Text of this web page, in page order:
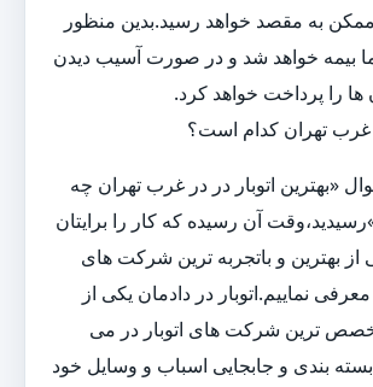
ممکن به مقصد خواهد رسید.بدین منظور
بیمه خواهد شد و در صورت آسیب دیدن
ها را پرداخت خواهد کرد.
غرب تهران کدام است؟
«بهترین اتوبار در در غرب تهران چه
آن رسیده که کار را برایتان
از بهترین و باتجربه ترین شرکت های
نماییم.اتوبار در دادمان یکی از
ترین شرکت های اتوبار در می
بندی و جابجایی اسباب و وسایل خود